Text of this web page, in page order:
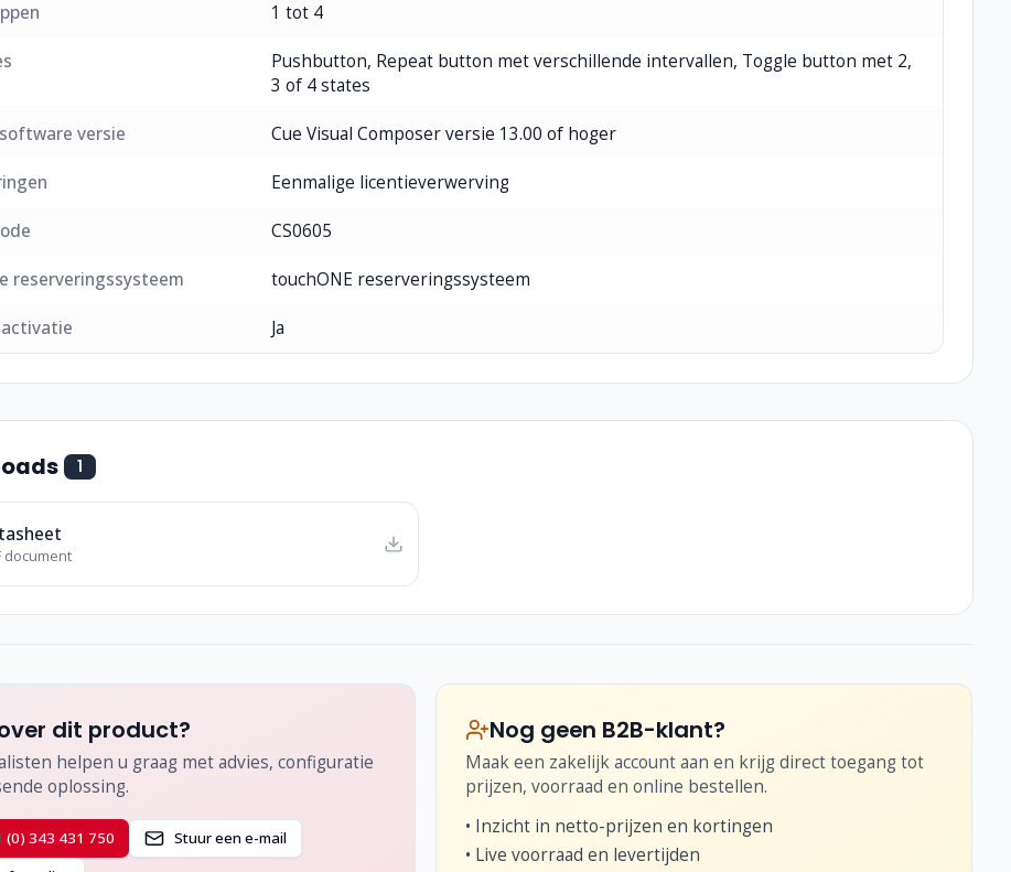
1 tot 4
Pushbutton, Repeat button met verschillende intervallen, Toggle button met 2,
3 of 4 states
versie Cue Visual Composer versie 13.00 of hoger
Eenmalige licentieverwerving
CS0605
reserveringssysteem touchONE reserveringssysteem
activatie Ja
1
document
dit product?
helpen u graag met advies, configuratie
oplossing.
(0) 343 431 750
Stuur een e-mail
Nog geen B2B-klant?
Maak een zakelijk account aan en krijg direct toegang tot
prijzen, voorraad en online bestellen.
• Inzicht in netto-prijzen en kortingen
• Live voorraad en levertijden